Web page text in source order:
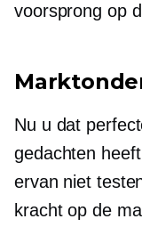
voorsprong op
Nu u dat
gedachten
ervan niet
kracht op de